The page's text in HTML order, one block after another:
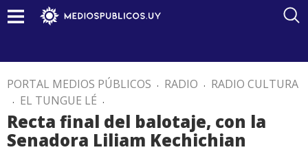
PORTAL MEDIOS PÚBLICOS . RADIO . RADIO CULTURA
. EL TUNGUE LÉ .
Recta final del balotaje, con la
Senadora Liliam Kechichian